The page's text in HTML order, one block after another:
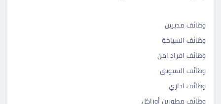
وظائف مديرين
وظائف السياحة
وظائف افراد امن
وظائف التسويق
وظائف اداري
وظائف مطورين أوراكل